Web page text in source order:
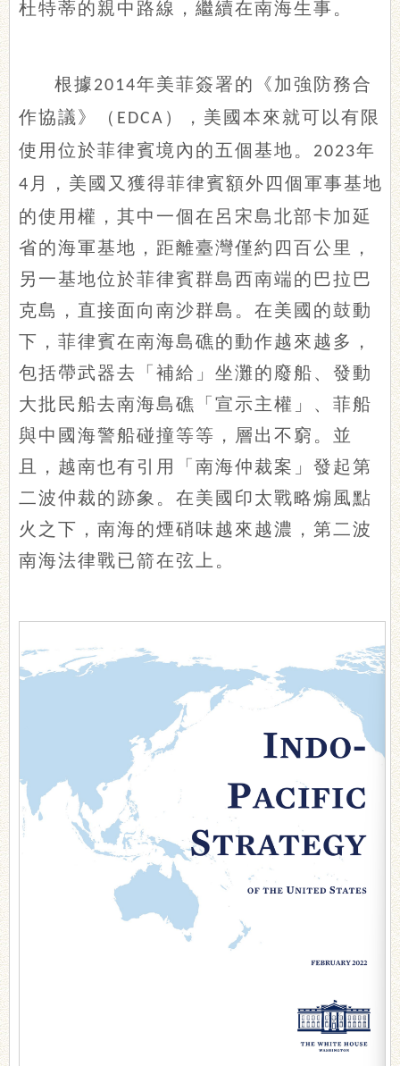
杜特蒂的親中路線，繼續在南海生事。
根據 2014年美菲簽署的《加強防務合
作協議》（ EDCA ），美國本來就可以有限
使用位於菲律賓境內的五個基地。 2023年
4 月，美國又獲得菲律賓額外四個軍事基地
的使用權，其中一個在呂宋島北部卡加延
省的海軍基地，距離臺灣僅約四百公里，
另一基地位於菲律賓群島西南端的巴拉巴
克島，直接面向南沙群島。在美國的鼓動
下，菲律賓在南海島礁的動作越來越多，
包括帶武器去「補給」坐灘的廢船、發動
大批民船去南海島礁「宣示主權」、菲船
與中國海警船碰撞等等，層出不窮。並
且，越南也有引用「南海仲裁案」發起第
二波仲裁的跡象。在美國印太戰略煽風點
火之下，南海的煙硝味越來越濃，第二波
南海法律戰已箭在弦上。